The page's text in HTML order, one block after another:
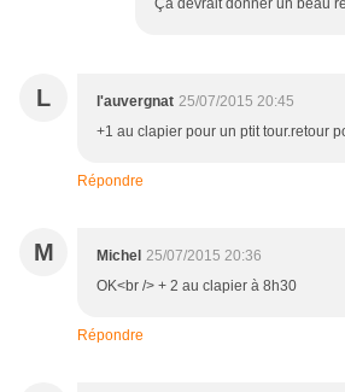
Çà devrait donner un beau
L l'auvergnat 25/07/2015 20:45
+1 au clapier pour un ptit tour.retour
Répondre
M Michel 25/07/2015 20:36
OK<br /> + 2 au clapier à 8h30
Répondre